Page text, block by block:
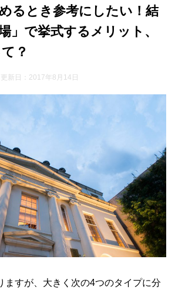
るとき参考にしたい！結
」で挙式するメリット、
？
新日： 2017年8月14日
ますが、大きく次の4つのタイプに分